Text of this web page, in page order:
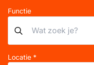
Functie
Locatie *